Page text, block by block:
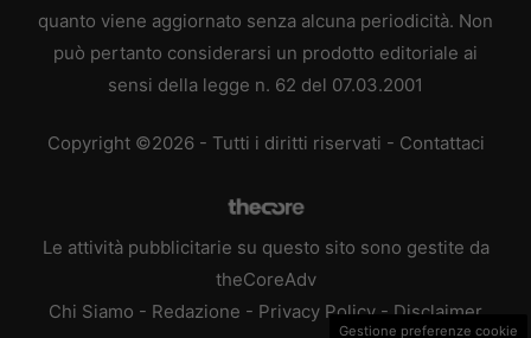
quanto viene aggiornato senza alcuna periodicità. Non
può pertanto considerarsi un prodotto editoriale ai
sensi della legge n. 62 del 07.03.2001
Copyright ©2026 - Tutti i diritti riservati - Contattaci
Le attività pubblicitarie su questo sito sono gestite da
theCoreAdv
Chi Siamo - Redazione - Privacy Policy - Disclaimer
Gestione preferenze cookie